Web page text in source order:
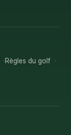
Règles du golf